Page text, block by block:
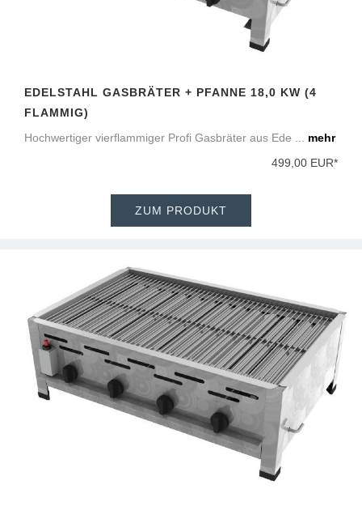
EDELSTAHL GASBRÄTER + PFANNE 18,0 KW (4
FLAMMIG)
Hochwertiger vierflammiger Profi Gasbräter aus Ede ... mehr
499,00 EUR*
ZUM PRODUKT